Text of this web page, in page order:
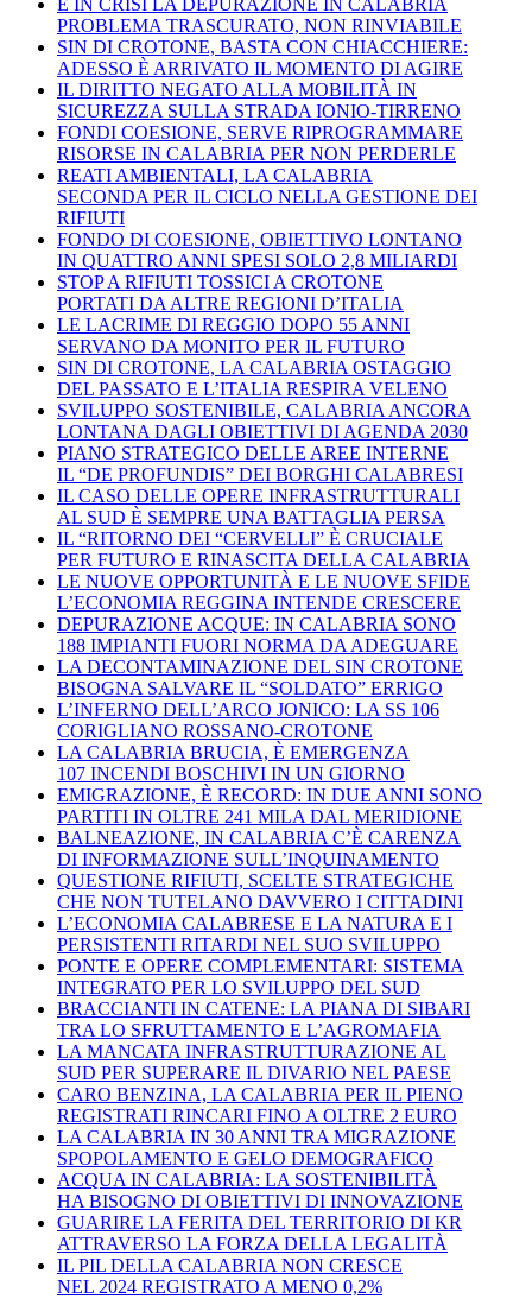
È IN CRISI LA DEPURAZIONE IN CALABRIA
PROBLEMA TRASCURATO, NON RINVIABILE
SIN DI CROTONE, BASTA CON CHIACCHIERE:
ADESSO È ARRIVATO IL MOMENTO DI AGIRE
IL DIRITTO NEGATO ALLA MOBILITÀ IN
SICUREZZA SULLA STRADA IONIO-TIRRENO
FONDI COESIONE, SERVE RIPROGRAMMARE
RISORSE IN CALABRIA PER NON PERDERLE
REATI AMBIENTALI, LA CALABRIA
SECONDA PER IL CICLO NELLA GESTIONE DEI
RIFIUTI
FONDO DI COESIONE, OBIETTIVO LONTANO
IN QUATTRO ANNI SPESI SOLO 2,8 MILIARDI
STOP A RIFIUTI TOSSICI A CROTONE
PORTATI DA ALTRE REGIONI D’ITALIA
LE LACRIME DI REGGIO DOPO 55 ANNI
SERVANO DA MONITO PER IL FUTURO
SIN DI CROTONE, LA CALABRIA OSTAGGIO
DEL PASSATO E L’ITALIA RESPIRA VELENO
SVILUPPO SOSTENIBILE, CALABRIA ANCORA
LONTANA DAGLI OBIETTIVI DI AGENDA 2030
PIANO STRATEGICO DELLE AREE INTERNE
IL “DE PROFUNDIS” DEI BORGHI CALABRESI
IL CASO DELLE OPERE INFRASTRUTTURALI
AL SUD È SEMPRE UNA BATTAGLIA PERSA
IL “RITORNO DEI “CERVELLI” È CRUCIALE
PER FUTURO E RINASCITA DELLA CALABRIA
LE NUOVE OPPORTUNITÀ E LE NUOVE SFIDE
L’ECONOMIA REGGINA INTENDE CRESCERE
DEPURAZIONE ACQUE: IN CALABRIA SONO
188 IMPIANTI FUORI NORMA DA ADEGUARE
LA DECONTAMINAZIONE DEL SIN CROTONE
BISOGNA SALVARE IL “SOLDATO” ERRIGO
L’INFERNO DELL’ARCO JONICO: LA SS 106
CORIGLIANO ROSSANO-CROTONE
LA CALABRIA BRUCIA, È EMERGENZA
107 INCENDI BOSCHIVI IN UN GIORNO
EMIGRAZIONE, È RECORD: IN DUE ANNI SONO
PARTITI IN OLTRE 241 MILA DAL MERIDIONE
BALNEAZIONE, IN CALABRIA C’È CARENZA
DI INFORMAZIONE SULL’INQUINAMENTO
QUESTIONE RIFIUTI, SCELTE STRATEGICHE
CHE NON TUTELANO DAVVERO I CITTADINI
L’ECONOMIA CALABRESE E LA NATURA E I
PERSISTENTI RITARDI NEL SUO SVILUPPO
PONTE E OPERE COMPLEMENTARI: SISTEMA
INTEGRATO PER LO SVILUPPO DEL SUD
BRACCIANTI IN CATENE: LA PIANA DI SIBARI
TRA LO SFRUTTAMENTO E L’AGROMAFIA
LA MANCATA INFRASTRUTTURAZIONE AL
SUD PER SUPERARE IL DIVARIO NEL PAESE
CARO BENZINA, LA CALABRIA PER IL PIENO
REGISTRATI RINCARI FINO A OLTRE 2 EURO
LA CALABRIA IN 30 ANNI TRA MIGRAZIONE
SPOPOLAMENTO E GELO DEMOGRAFICO
ACQUA IN CALABRIA: LA SOSTENIBILITÀ
HA BISOGNO DI OBIETTIVI DI INNOVAZIONE
GUARIRE LA FERITA DEL TERRITORIO DI KR
ATTRAVERSO LA FORZA DELLA LEGALITÀ
IL PIL DELLA CALABRIA NON CRESCE
NEL 2024 REGISTRATO A MENO 0,2%